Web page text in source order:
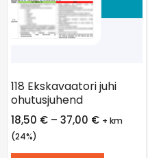
118 Ekskavaatori juhi
ohutusjuhend
18,50 € – 37,00 € + km
(24%)